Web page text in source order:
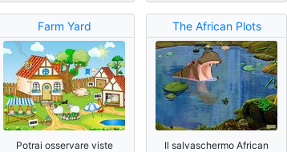
Farm Yard
Potrai osservare viste
The African Plots
Il salvaschermo African